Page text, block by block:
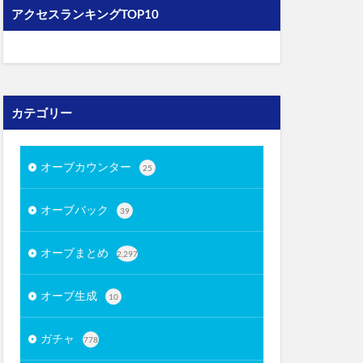
アクセスランキングTOP10
カテゴリー
オーブカウンター 25
オーブバック 39
オーブまとめ 2,297
オーブ生成 10
ガチャ 778